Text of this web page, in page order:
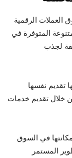
العملات الرقمية
المتوفرة في
لجذب
تقديم نفسها
خلال تقديم خدمات
في السوق
المستمر